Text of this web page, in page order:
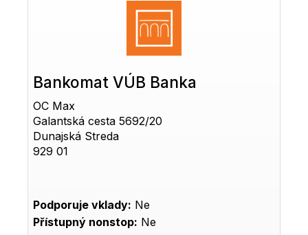
Bankomat VÚB Banka
OC Max
Galantská cesta 5692/20
Dunajská Streda
929 01
Podporuje vklady: Ne
Přístupný nonstop: Ne